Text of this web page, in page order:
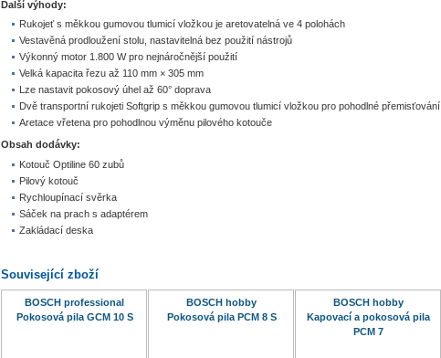
Další výhody:
Rukojeť s měkkou gumovou tlumicí vložkou je aretovatelná ve 4 polohách
Vestavěná prodloužení stolu, nastavitelná bez použití nástrojů
Výkonný motor 1.800 W pro nejnáročnější použití
Velká kapacita řezu až 110 mm × 305 mm
Lze nastavit pokosový úhel až 60° doprava
Dvě transportní rukojeti Softgrip s měkkou gumovou tlumicí vložkou pro pohodlné přemisťování
Aretace vřetena pro pohodlnou výměnu pilového kotouče
Obsah dodávky:
Kotouč Optiline 60 zubů
Pilový kotouč
Rychloupínací svěrka
Sáček na prach s adaptérem
Zakládací deska
Související zboží
BOSCH professional
Pokosová pila GCM 10 S
BOSCH hobby
Pokosová pila PCM 8 S
BOSCH hobby
Kapovací a pokosová pila
PCM 7